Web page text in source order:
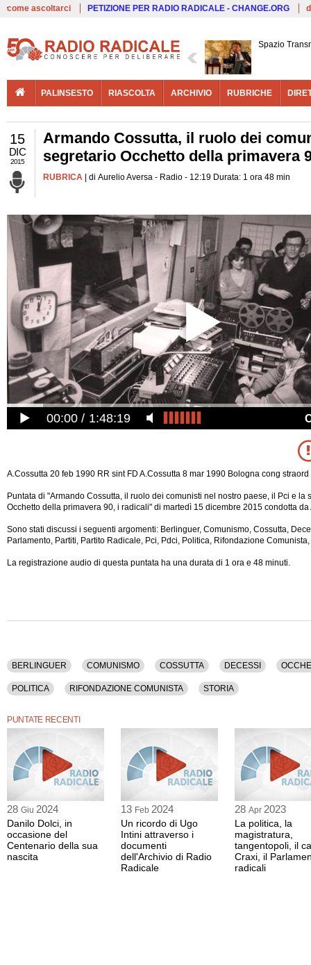
come ascoltarci PETIZIONE PER RADIO RADICALE - CHANGE.ORG
Spazio
PALINSESTO RIASCOLTA ARCHIVIO RUBRICHE
15
DIC
2015
Armando Cossutta, il ruolo dei
segretario Occhetto della primavera
RUBRICA | di Aurelio Aversa - Radio - 12:19 Durata: 1 ora 48 min
00:00 1:48:19
A.Cossutta 20 feb 1990 RR sint FD A.Cossutta 8 mar 1990 Bologna cong straord
Puntata di "Armando Cossutta, il ruolo dei comunisti nel nostro paese, il Pci e la
Occhetto della primavera 90, i radicali" di martedì 15 dicembre 2015 condotta da
Sono stati discussi i seguenti argomenti: Berlinguer, Comunismo, Cossutta,
Parlamento, Partiti, Partito Radicale, Pci, Pdci, Politica, Rifondazione
La registrazione audio di questa puntata ha una durata di 1 ora e 48 minuti.
BERLINGUER COMUNISMO COSSUTTA DECESSI
POLITICA RIFONDAZIONE COMUNISTA STORIA
PUNTATE RECENTI
28 Giu 2024
Danilo Dolci, in
occasione del
Centenario della sua
nascita
13 Feb 2024
Un ricordo di Ugo
Intini attraverso i
documenti
dell'Archivio di Radio
Radicale
28 Apr 2023
La politica, la
magistratura,
tangentopoli, il
Craxi, il
radicali